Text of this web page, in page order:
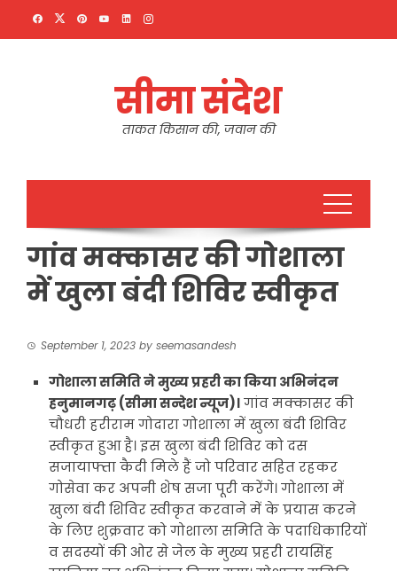
सीमा संदेश
ताकत किसान की, जवान की
गांव मक्कासर की गोशाला
में खुला बंदी शिविर स्वीकृत
September 1, 2023 by seemasandesh
गोशाला समिति ने मुख्य प्रहरी का किया अभिनंदन
हनुमानगढ़ (सीमा सन्देश न्यूज)।गांव मक्कासर की
चौधरी हरीराम गोदारा गोशाला में खुला बंदी शिविर
स्वीकृत हुआ है। इस खुला बंदी शिविर को दस
सजायाफ्ता कैदी मिले हैं जो परिवार सहित रहकर
गोसेवा कर अपनी शेष सजा पूरी करेंगे। गोशाला में
खुला बंदी शिविर स्वीकृत करवाने में के प्रयास करने
के लिए शुक्रवार को गोशाला समिति के पदाधिकारियों
व सदस्यों की ओर से जेल के मुख्य प्रहरी रायसिंह